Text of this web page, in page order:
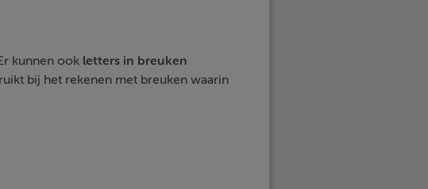
kunnen ook letters in breuken
bij het rekenen met breuken waarin